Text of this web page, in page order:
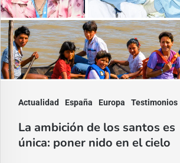
Actualidad España Europa Testimonios
santos
es
única:
poner
nido
La ambición de los santos es
única: poner nido en el cielo